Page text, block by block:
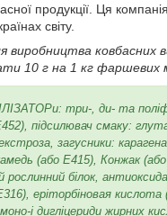
продукції. Ця
світу.
виробництва ковбасних
10 г на 1 кг фаршевих
три-, ди- та
підсилювач смаку:
загусники:
(або E415), Конжак (або
рослинний білок,
еріторбіновая кислота
і дигліцериди жирних